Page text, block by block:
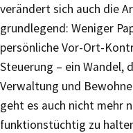
verändert sich auch die
grundlegend: Weniger
persönliche Vor-Ort-
Steuerung – ein Wandel,
Verwaltung und
geht es auch nicht mehr
funktionstüchtig zu